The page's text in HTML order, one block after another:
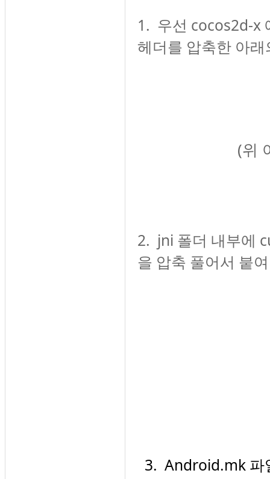
1. 우선 cocos2d-x
헤더를 압축한 아
(위
2. jni 폴더 내부에
을 압축 풀어서 붙
3. Android.mk 파